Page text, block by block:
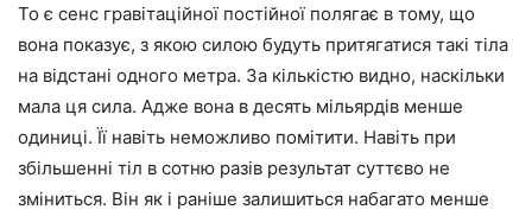
То є сенс гравітаційної постійної полягає в тому, що
вона показує, з якою силою будуть притягатися такі тіла
на відстані одного метра. За кількістю видно, наскільки
мала ця сила. Адже вона в десять мільярдів менше
одиниці. Її навіть неможливо помітити. Навіть при
збільшенні тіл в сотню разів результат суттєво не
зміниться. Він як і раніше залишиться набагато менше